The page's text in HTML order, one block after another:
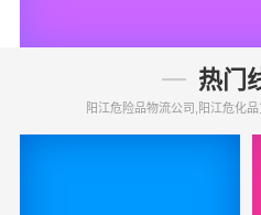
热门
阳江危险品物流公司,阳江危化